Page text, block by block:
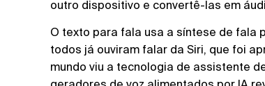
outro dispositivo e convertê-las em
O texto para fala usa a síntese de fala
todos já ouviram falar da Siri, que foi
mundo viu a tecnologia de assistente